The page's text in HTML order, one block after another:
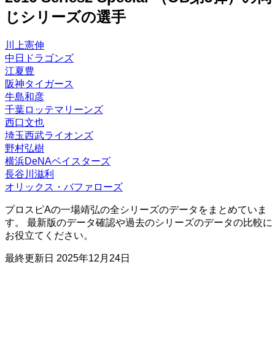
じシリーズの選手
川上憲伸
中日ドラゴンズ
江夏豊
阪神タイガース
牛島和彦
千葉ロッテマリーンズ
西口文也
埼玉西武ライオンズ
野村弘樹
横浜DeNAベイスターズ
長谷川滋利
オリックス・バファローズ
プロスピAの一場靖弘の全シリーズのデータをまとめていま
す。 最新版のデータ確認や過去のシリーズのデータの比較に
お役立てください。
最終更新日 2025年12月24日